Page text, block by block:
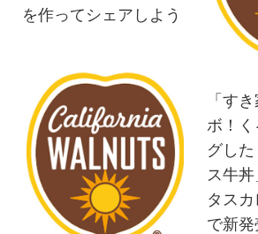
を作ってシェアしよう
「す
ボ！
グし
ス牛
タス
で新発